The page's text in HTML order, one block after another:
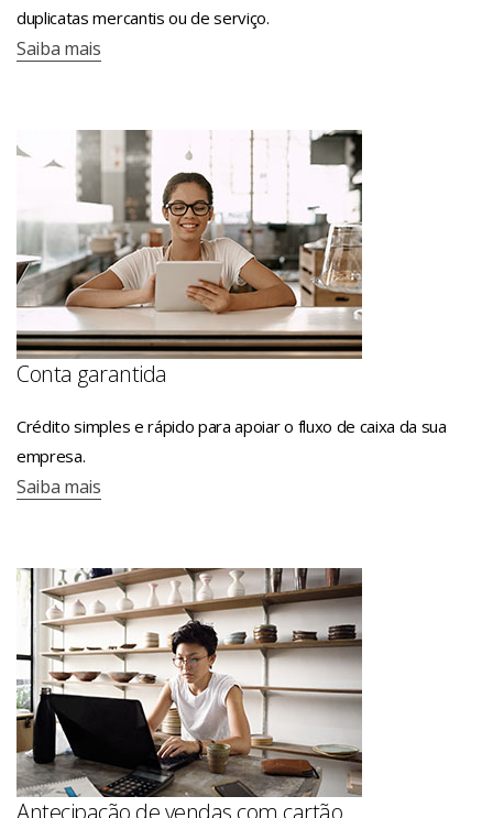
duplicatas mercantis ou de serviço.
Saiba mais
Conta garantida
Crédito simples e rápido para apoiar o fluxo de caixa da sua
empresa.
Saiba mais
Antecipação de vendas com cartão